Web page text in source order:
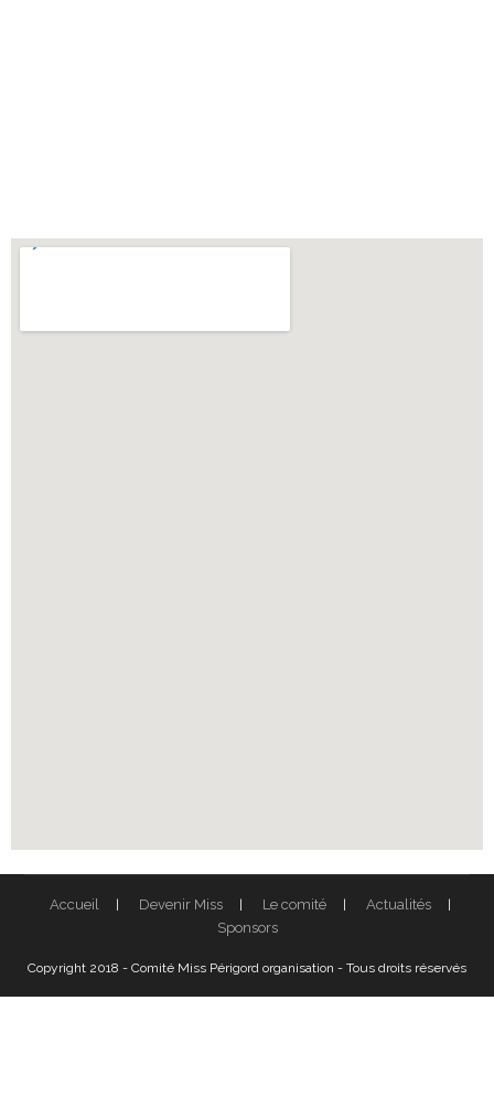
Accueil Devenir Miss Le comité
Actualités
Sponsors
Copyright 2018 - Comité Miss Périgord organisation - Tous droits réservés